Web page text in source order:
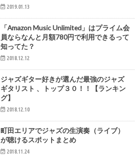
2019.01.13
「Amazon Music Unlimited」はプライム会
員ならなんと月額780円で利用できるって
知ってた？
2018.12.12
ジャズギター好きが選んだ最強のジャズ
ギタリスト 、トップ３０！！【ランキン
グ】
2018.12.10
町田エリアでジャズの生演奏（ライブ）
が聴けるスポットまとめ
2018.11.24